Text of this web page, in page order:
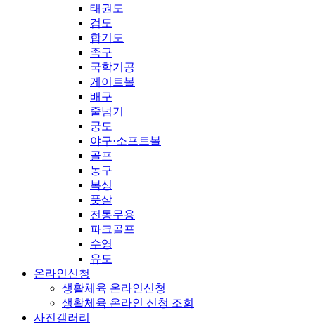
태권도
검도
합기도
족구
국학기공
게이트볼
배구
줄넘기
궁도
야구·소프트볼
골프
농구
복싱
풋살
전통무용
파크골프
수영
유도
온라인신청
생활체육 온라인신청
생활체육 온라인 신청 조회
사진갤러리